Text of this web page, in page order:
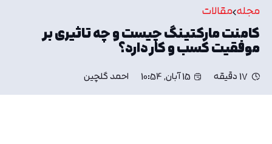
مجله مقالات
کامنت مارکتینگ چیست و چه تاثیری بر
موفقیت کسب و کار دارد؟
17 دقیقه 15 آبان, 10:54 احمد گلچین